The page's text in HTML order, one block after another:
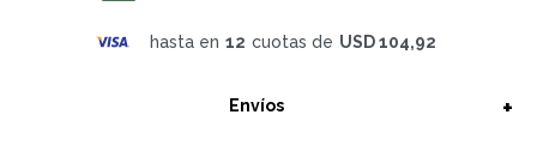
hasta en 12 cuotas de USD 104,92
Envíos